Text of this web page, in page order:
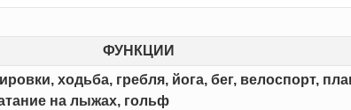
ФУНКЦИИ
ходьба, гребля, йога, бег, велоспорт,
на лыжах, гольф